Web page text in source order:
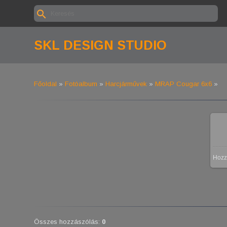
SKL DESIGN STUDIO
Főoldal » Fotóalbum » Harcjárművek » MRAP Cougar 6x6 »
Összes hozzászólás: 0